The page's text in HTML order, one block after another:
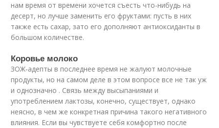
нам время от времени хочется съесть что-нибудь на
десерт, но лучше заменить его фруктами: пусть в них
также есть сахар, зато его дополняют антиоксиданты в
большом количестве.
Коровье молоко
ЗОЖ-адепты в последнее время не жалуют молочные
продукты, но на самом деле в этом вопросе все не так уж
и однозначно . Связь между высыпаниями и
употреблением лактозы, конечно, существует, однако
неясно, в чем же конкретная причина такого негативного
влияния. Если вы чувствуете себя комфортно после